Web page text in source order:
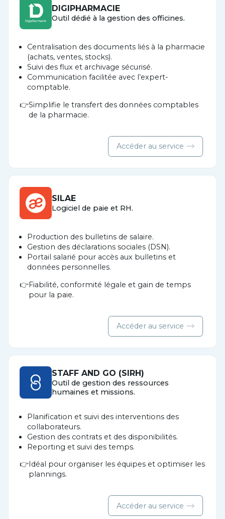
DIGIPHARMACIE
Outil dédié à la gestion des officines.
Centralisation des documents liés à la pharmacie
(achats, ventes, stocks).
Suivi des flux et archivage sécurisé.
Communication facilitée avec l’expert-
comptable.
Simplifie le transfert des données comptables
de la pharmacie.
Accéder au service
SILAE
Logiciel de paie et RH.
Production des bulletins de salaire.
Gestion des déclarations sociales (DSN).
Portail salarié pour accès aux bulletins et
données personnelles.
Fiabilité, conformité légale et gain de temps
pour la paie.
Accéder au service
STAFF AND GO (SIRH)
Outil de gestion des ressources
humaines et missions.
Planification et suivi des interventions des
collaborateurs.
Gestion des contrats et des disponibilités.
Reporting et suivi des temps.
Idéal pour organiser les équipes et optimiser les
plannings.
Accéder au service